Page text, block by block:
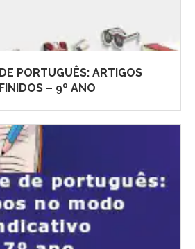
PORTUGUÊS: ARTIGOS
– 9º ANO